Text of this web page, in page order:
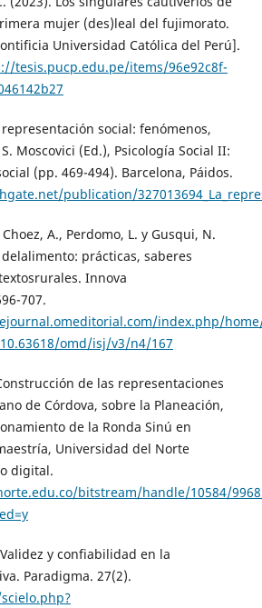
mujer (des)leal del fujimorato.
Universidad Católica del Perú].
tesis.pucp.edu.pe/items/96e92c8f-
representación social: fenómenos,
Moscovici (Ed.), Psicología Social II:
(pp. 469-494). Barcelona, Páidos.
publication/
A., Perdomo, L. y Gusqui, N.
prácticas, saberes
Innova
707.
index.php/
omd/isj/v3/n4/167
de las representaciones
de Córdova, sobre la Planeación,
de la Ronda Sinú en
Universidad del Norte
digital.
bitstream/handle/10584/9968/
y confiabilidad en la
Paradigma. 27(2).